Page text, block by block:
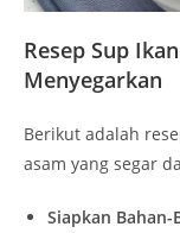
Resep Sup
Menyegarkan
Berikut adalah
asam yang segar
Siapkan Bahan-